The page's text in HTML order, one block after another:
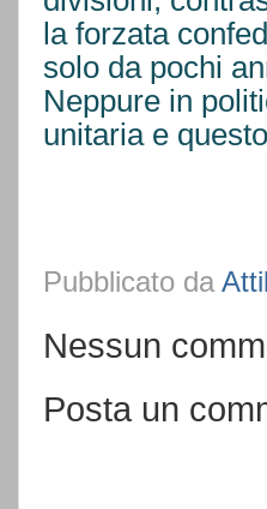
la forzata
solo da pochi
Neppure in
unitaria e
Pubblicato da
Nessun
Posta un